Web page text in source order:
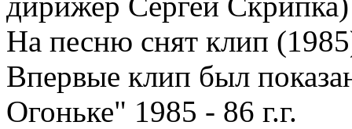
На песню снят клип
Впервые клип был
Огоньке" 1985 - 86 г.г.